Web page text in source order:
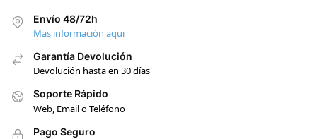
Envío 48/72h
Mas información aqui
Garantía Devolución
Devolución hasta en 30 días
Soporte Rápido
Web, Email o Teléfono
Pago Seguro